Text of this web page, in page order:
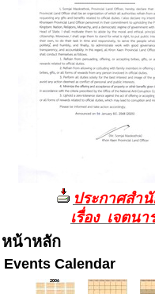
ประกาศสำ
เรื่อง เจตน
หน้าหลัก
Events Calendar